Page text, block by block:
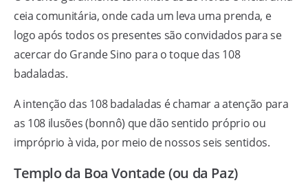
ceia comunitária, onde cada um leva uma prenda, e
logo após todos os presentes são convidados para se
acercar do Grande Sino para o toque das 108
badaladas.
A intenção das 108 badaladas é chamar a atenção para
as 108 ilusões (bonnô) que dão sentido próprio ou
impróprio à vida, por meio de nossos seis sentidos.
Templo da Boa Vontade (ou da Paz)